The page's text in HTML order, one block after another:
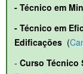
- Técnico em
- Técnico em
Edificações (
- Curso Técnico